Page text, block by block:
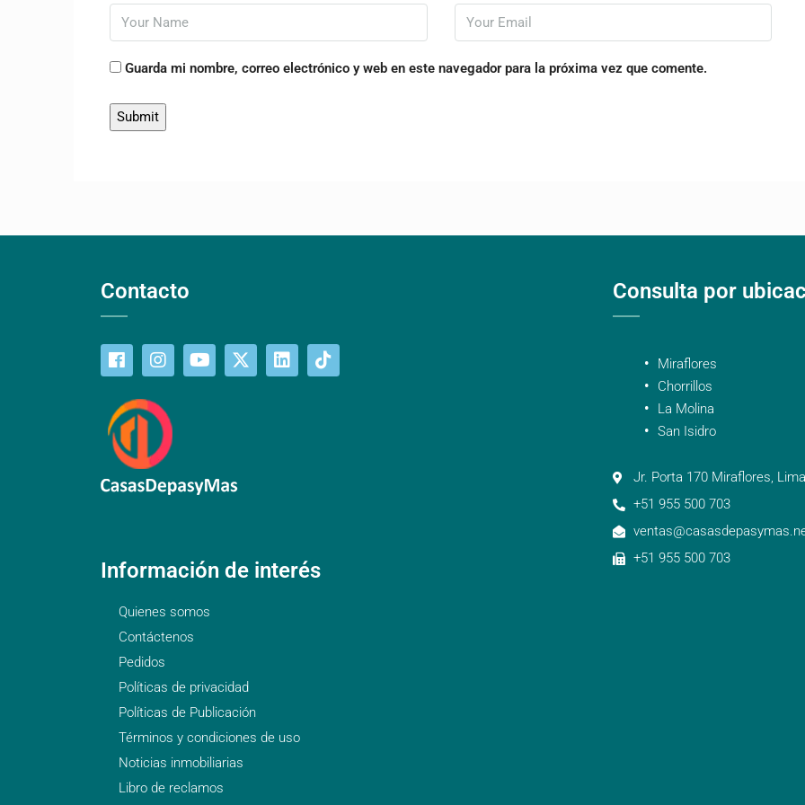
Guarda mi nombre, correo electrónico y web en este navegador para la próxima vez que comente.
Contacto
Información de interés
Quienes somos
Contáctenos
Pedidos
Políticas de privacidad
Políticas de Publicación
Términos y condiciones de uso
Noticias inmobiliarias
Libro de reclamos
Consulta por
Miraflores
Chorrillos
La Molina
San Isidro
Jr. Porta 170 Miraflores,
+51 955 500 703
+51 955 500 703